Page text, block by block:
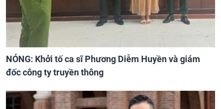
NÓNG: Khởi tố ca sĩ Phương Diễm Huyền và giám
đốc công ty truyền thông